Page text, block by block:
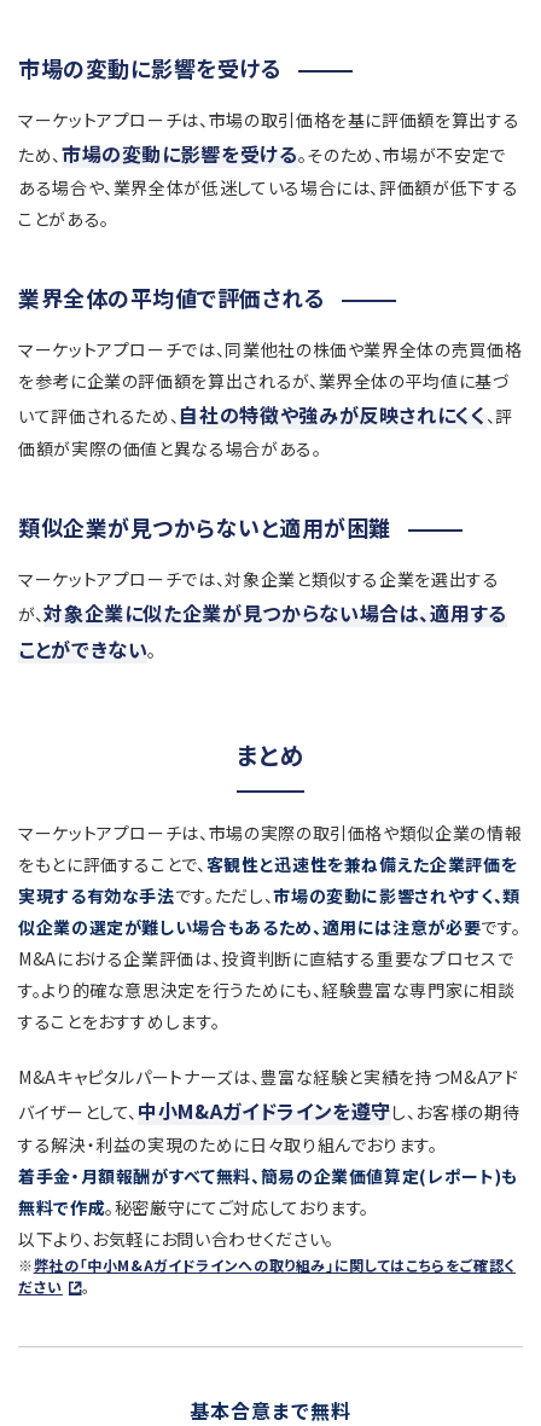
市場の変動に影響を受ける
マーケットアプローチは、市場の取引価格を基に評価額を算出する
ため、 市場の変動に影響を受ける。そのため、市場が不安定で
ある場合や、業界全体が低迷している場合には、評価額が低下する
ことがある。
業界全体の平均値で評価される
マーケットアプローチでは、同業他社の株価や業界全体の売買価格
を参考に企業の評価額を算出されるが、業界全体の平均値に基づ
いて評価されるため、 自社の特徴や強みが反映されにくく 、評
価額が実際の価値と異なる場合がある。
類似企業が見つからないと適用が困難
マーケットアプローチでは、対象企業と類似する企業を選出する
が、対象企業に似た企業が見つからない場合は、適用する
ことができない。
まとめ
マーケットアプローチは、市場の実際の取引価格や類似企業の情報
をもとに評価することで、 客観性と迅速性を兼ね備えた企業評価を
実現する有効な手法です。ただし、市場の変動に影響されやすく、類
似企業の選定が難しい場合もあるため、適用には注意が必要です。
M&Aにおける企業評価は、投資判断に直結する重要なプロセスで
す。より的確な意思決定を行うためにも、経験豊富な専門家に相談
することをおすすめします。
M&Aキャピタルパートナーズは、豊富な経験と実績を持つM&Aアド
バイザーとして、 中小M&Aガイドラインを遵守し、お客様の期待
する解決・利益の実現のために日々取り組んでおります。
着手金・月額報酬がすべて無料、簡易の企業価値算定(レポート)も
無料で作成。秘密厳守にてご対応しております。
以下より、お気軽にお問い合わせください。
※弊社の「中小M&Aガイドラインへの取り組み」に関してはこちらをご確認く
ださい
。
基本合意まで無料